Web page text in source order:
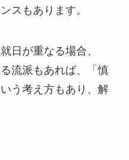
スもあります。
日が重なる場合、
流派もあれば、「慎
う考え方もあり、解